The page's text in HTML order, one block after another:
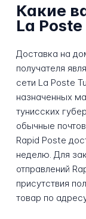
Какие
La
Доставка на
получателя
сети La Poste
назначенных
тунисских
обычные
Rapid Poste
неделю. Для
отправлений
присутствия
товар по